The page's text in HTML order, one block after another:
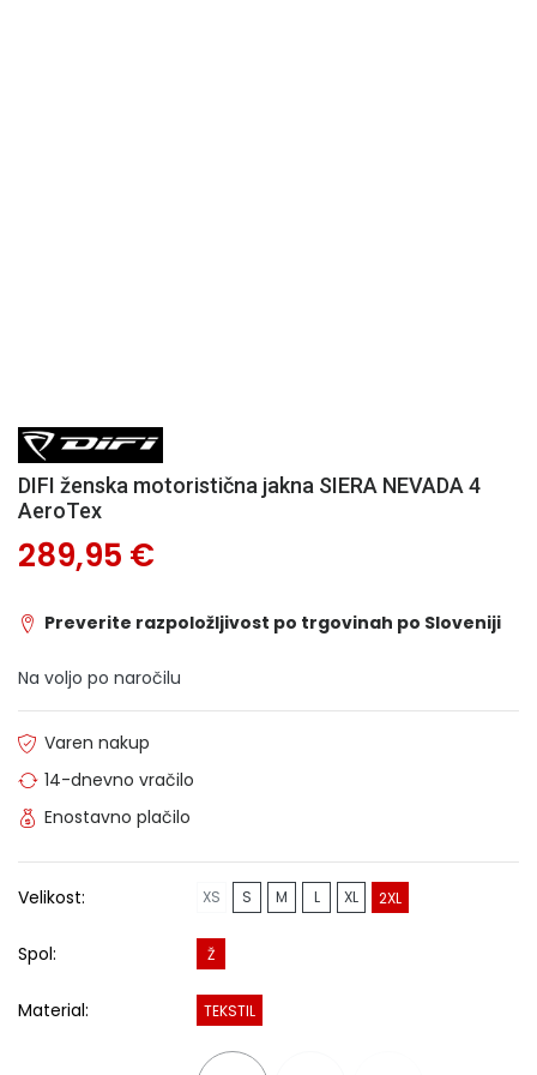
DIFI ženska motoristična jakna SIERA NEVADA 4
AeroTex
289,95 €
Preverite razpoložljivost po trgovinah po Sloveniji
Na voljo po naročilu
Varen nakup
14-dnevno vračilo
Enostavno plačilo
Velikost: XS S M L XL 2XL
Spol: Ž
Material: TEKSTIL